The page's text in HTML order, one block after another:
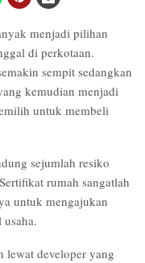
menjadi pilihan
di perkotaan.
sempit sedangkan
kemudian menjadi
untuk membeli
sejumlah resiko
rumah sangatlah
untuk mengajukan
lewat developer yang